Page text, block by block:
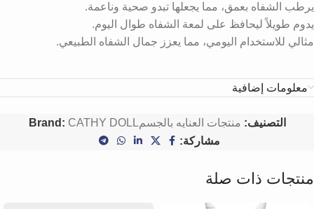
يرطب الشفاه بعمق، مما يجعلها تبدو صحية وناعمة.
يدوم طويلاً ليحافظ على لمعة الشفاه طوال اليوم.
مثالي للاستخدام اليومي، مما يعزز جمال الشفاه الطبيعي.
معلومات إضافية
التصنيف: منتجات العنايه بالجسم Brand: CATHY DOLL
مشاركة:
منتجات ذات صلة